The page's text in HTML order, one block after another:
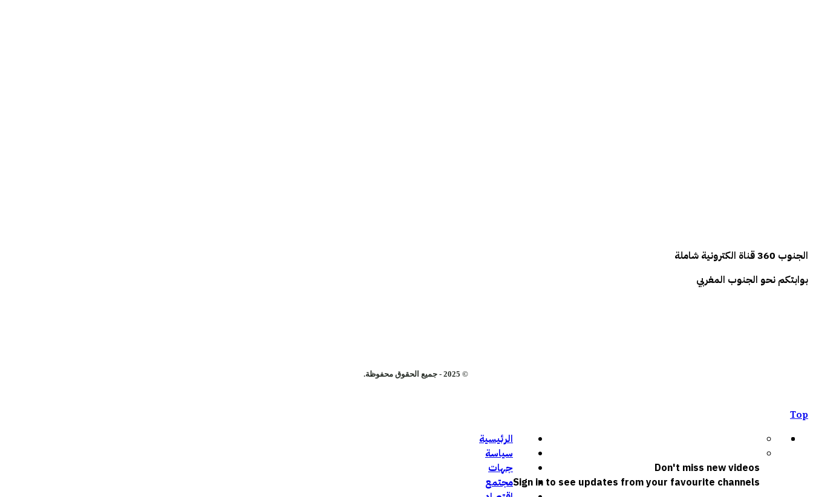
الجنوب 360قناة الكترونية شاملة
بوابتكم نحو الجنوب المغربي
© 2025 - جميع الحقوق محفوظة.
Top
Don't miss new videos
Sign in to see updates from your favourite channels
الرئيسية
سياسة
جهات
مجتمع